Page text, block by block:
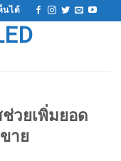
นได้
ช่วยเพิ่มยอด
าย